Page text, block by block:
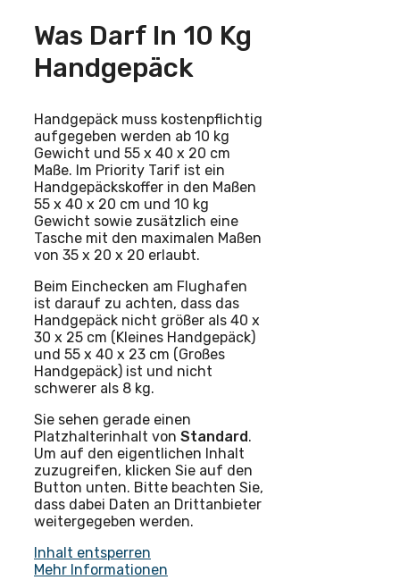
Was Darf In 10 Kg
Handgepäck
Handgepäck muss kostenpflichtig
aufgegeben werden ab 10 kg
Gewicht und 55 x 40 x 20 cm
Maße. Im Priority Tarif ist ein
Handgepäckskoffer in den Maßen
55 x 40 x 20 cm und 10 kg
Gewicht sowie zusätzlich eine
Tasche mit den maximalen Maßen
von 35 x 20 x 20 erlaubt.
Beim Einchecken am Flughafen
ist darauf zu achten, dass das
Handgepäck nicht größer als 40 x
30 x 25 cm (Kleines Handgepäck)
und 55 x 40 x 23 cm (Großes
Handgepäck) ist und nicht
schwerer als 8 kg.
Sie sehen gerade einen
Platzhalterinhalt von Standard .
Um auf den eigentlichen Inhalt
zuzugreifen, klicken Sie auf den
Button unten. Bitte beachten Sie,
dass dabei Daten an Drittanbieter
weitergegeben werden.
Inhalt entsperren
Mehr Informationen